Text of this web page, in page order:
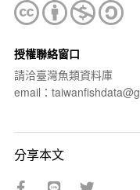
授權聯絡窗口
請洽臺灣魚類資料庫
email：
分享本文